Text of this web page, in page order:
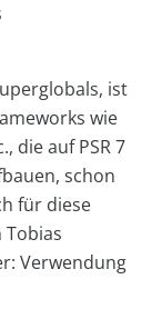
ist
wie
die auf PSR 7
schon
für diese
Verwendung